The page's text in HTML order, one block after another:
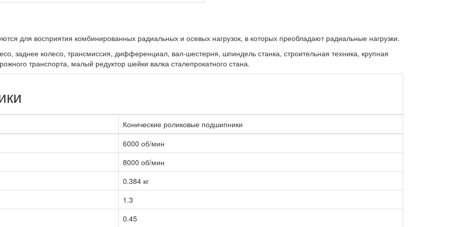
для восприятия комбинированных радиальных и осевых нагрузок, в которых преобладают радиальные нагрузки.
заднее колесо, трансмиссия, дифференциал, вал-шестерня, шпиндель станка, строительная техника, крупная
транспорта, малый редуктор шейки валка сталепрокатного стана.
Конические роликовые подшипники
6000 об/мин
8000 об/мин
0.384 кг
1.3
0.45